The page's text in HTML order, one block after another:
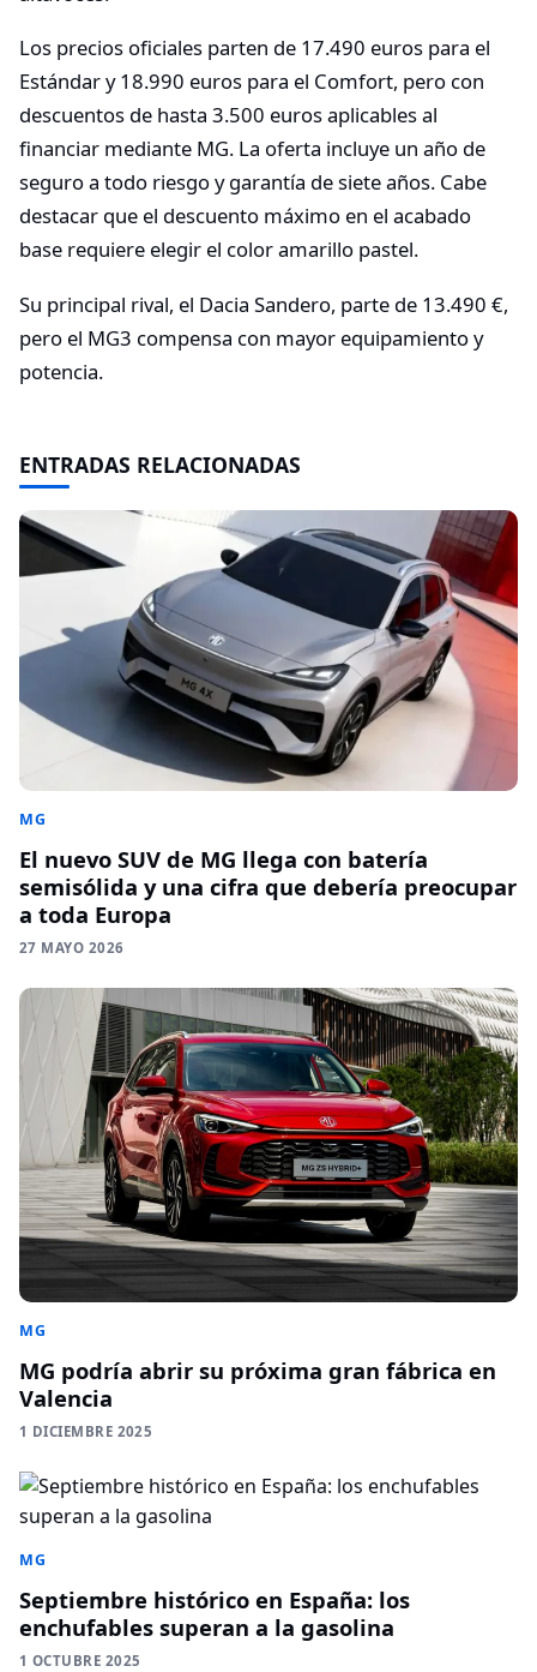
Los precios oficiales parten de 17.490 euros para el
Estándar y 18.990 euros para el Comfort, pero con
descuentos de hasta 3.500 euros aplicables al
financiar mediante MG. La oferta incluye un año de
seguro a todo riesgo y garantía de siete años. Cabe
destacar que el descuento máximo en el acabado
base requiere elegir el color amarillo pastel.
Su principal rival, el Dacia Sandero, parte de 13.490 €,
pero el MG3 compensa con mayor equipamiento y
potencia.
ENTRADAS RELACIONADAS
MG
El nuevo SUV de MG llega con batería
semisólida y una cifra que debería preocupar
a toda Europa
27 MAYO 2026
MG
MG podría abrir su próxima gran fábrica en
Valencia
1 DICIEMBRE 2025
MG
Septiembre histórico en España: los
enchufables superan a la gasolina
1 OCTUBRE 2025